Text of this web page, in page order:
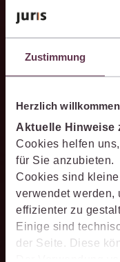
Zustimmung
Herzlich
Aktuelle Hinweise
Cookies helfen
für Sie anzubieten.
Cookies sind
verwendet werden,
effizienter zu
Einige sind
der Seite. Diese
Der Verwendung
Effizienter
relevante Inhalte
Ergebnisse
Die juris KI-Suite
zitierfähigen